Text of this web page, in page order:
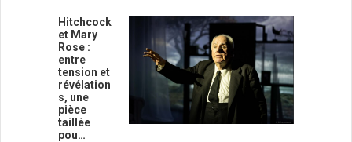
Hitchcock
et Mary
Rose :
entre
tension et
révélation
s, une
pièce
taillée
pou…